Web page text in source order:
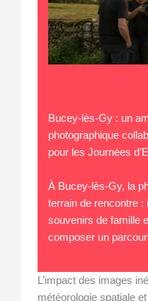
Bucey-lès-Gy : un
photographique
pour les Journées
À Bucey-lès-Gy, la
terrain de rencontre :
souvenirs de famille
composer un
L’impact des images
météorologie spatiale